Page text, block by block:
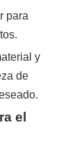
para
y
de
el